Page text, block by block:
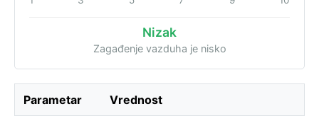
Nizak
Zagađenje vazduha je nisko
Parametar Vrednost